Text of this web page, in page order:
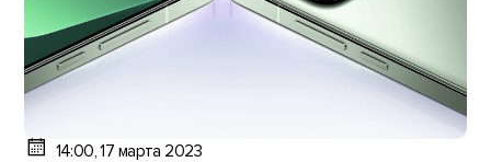
14:00, 17 марта 2023